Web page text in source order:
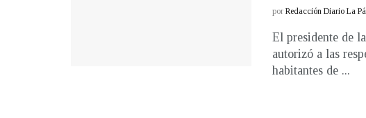
por Redacción Diario La
El presidente de
autorizó a las
habitantes de ...